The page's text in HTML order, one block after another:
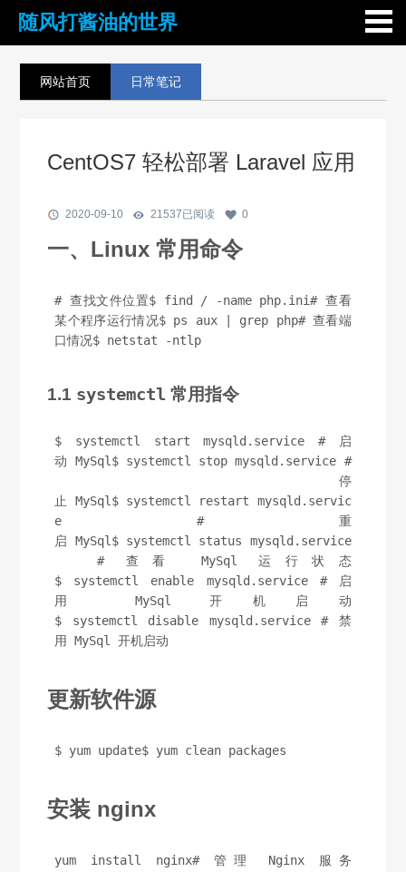
随风打酱油的世界
网站首页 日常笔记
CentOS7 轻松部署 Laravel 应用
2020-09-10 21537已阅读 0
一、Linux 常用命令
# 查找文件位置$ find / -name php.ini# 查看
某个程序运行情况$ ps aux | grep php# 查看端
口情况$ netstat -ntlp
1.1 systemctl 常用指令
$ systemctl start mysqld.service # 启
动 MySql$ systemctl stop mysqld.service #
停
止 MySql$ systemctl restart mysqld.servic
e # 重
启 MySql$ systemctl status mysqld.service
# 查看 MySql 运行状态
$ systemctl enable mysqld.service # 启
用 MySql 开机启动
$ systemctl disable mysqld.service # 禁
用 MySql 开机启动
更新软件源
$ yum update$ yum clean packages
安装 nginx
yum install nginx# 管理 Nginx 服务